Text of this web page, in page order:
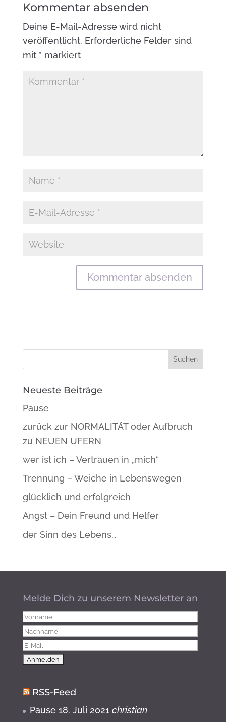
Kommentar absenden
Deine E-Mail-Adresse wird nicht
veröffentlicht. Erforderliche Felder sind
mit * markiert
Neueste Beiträge
Pause
zurück zur NORMALITÄT oder Aufbruch
zu NEUEN UFERN
wer ist ich – Vertrauen in „mich“
Trennung – Weiche in Lebenswegen
glücklich und erfolgreich
Angst – Dein Freund und Helfer
der Sinn des Lebens…
Melde Dich zu unserem Newsletter an
RSS-Feed
Pause 18. Juli 2021 christian